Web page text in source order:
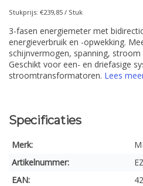
Stukprijs: €239,85 / Stuk
3-fasen energiemeter met
energieverbruik en -opwekking.
schijnvermogen, spanning,
Geschikt voor een- en driefasige
stroomtransformatoren. Lees
Specificaties
Merk:
Artikelnummer:
EAN: